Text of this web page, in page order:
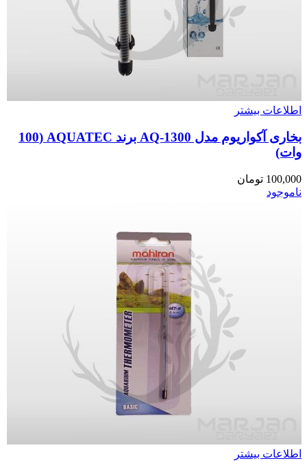
اطلاعات بیشتر
بخاری آکواریوم مدل AQ-1300 برند AQUATEC (100
وات)
100,000 تومان
ناموجود
اطلاعات بیشتر